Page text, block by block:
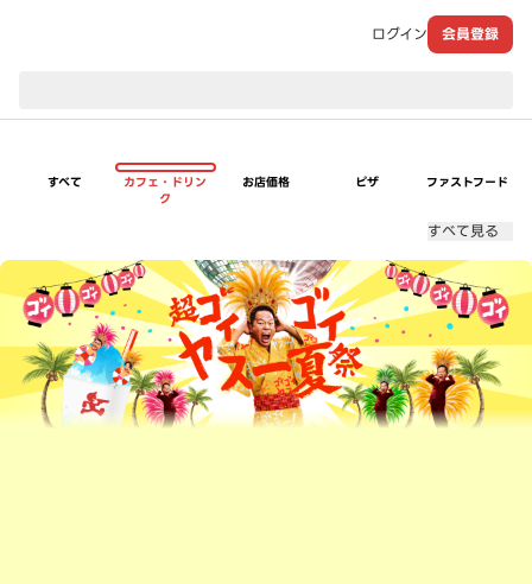
ログイン 会員登録
すべて
カフェ・ドリン
ク
お店価格 ピザ ファストフード
すべて見る
超ゴイゴイヤスー夏祭